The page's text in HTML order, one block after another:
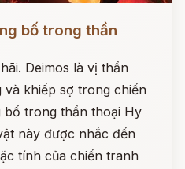
bố trong thần
Deimos là vị thần
và khiếp sợ trong chiến
trong thần thoại Hy
này được nhắc đến
tính của chiến tranh